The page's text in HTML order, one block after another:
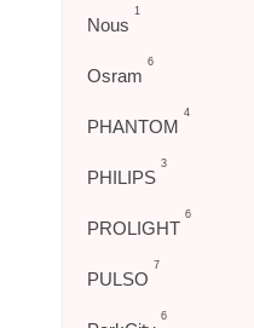
Nous
1
Osram
6
PHANTOM
4
PHILIPS
3
PROLIGHT
6
PULSO
7
6